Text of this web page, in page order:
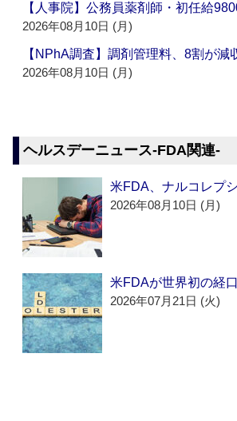
【人事院】公務員薬剤師・初任給
2026年08月10日 (月)
【NPhA調査】調剤管理料、8割が減
2026年08月10日 (月)
ヘルスデーニュース‐FDA関連‐
米FDA、ナルコレプ
2026年08月10日 (月)
米FDAが世界初の経
2026年07月21日 (火)